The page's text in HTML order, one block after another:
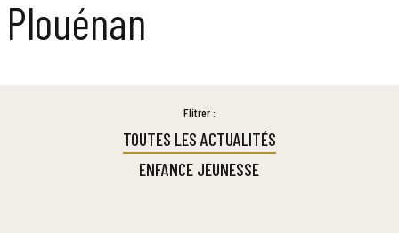
Plouénan
Flitrer :
TOUTES LES ACTUALITÉS
ENFANCE JEUNESSE